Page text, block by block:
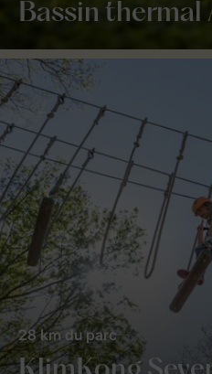
Bassin thermal
28 km du parc